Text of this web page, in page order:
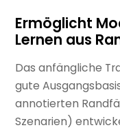
Ermöglicht
Lernen aus
Das anfängliche
gute
annotierten
Szenarien)